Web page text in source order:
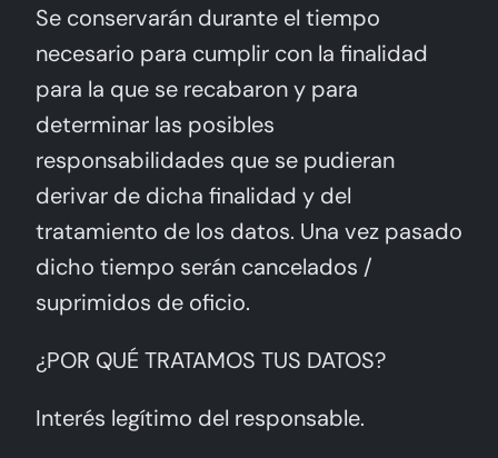
Se conservarán durante el tiempo
necesario para cumplir con la finalidad
para la que se recabaron y para
determinar las posibles
responsabilidades que se pudieran
derivar de dicha finalidad y del
tratamiento de los datos. Una vez pasado
dicho tiempo serán cancelados /
suprimidos de oficio.
¿POR QUÉ TRATAMOS TUS DATOS?
Interés legítimo del responsable.